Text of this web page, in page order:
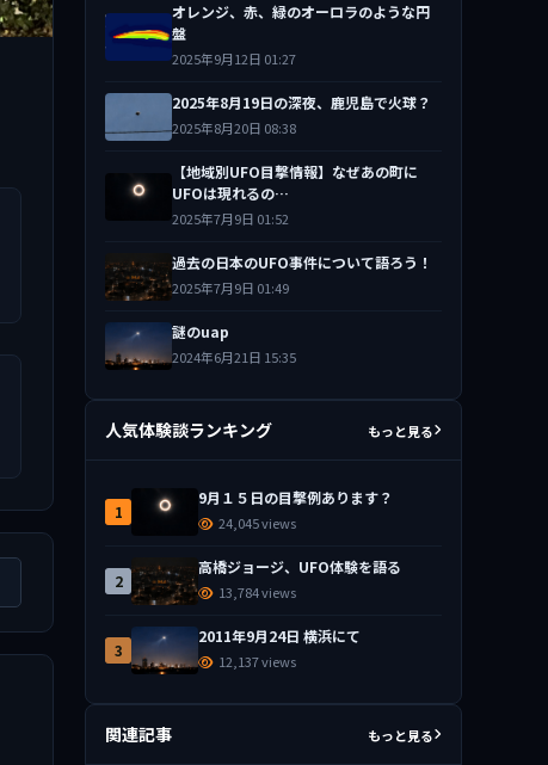
オレンジ、赤、緑のオーロラのような円
盤
2025年9月12日 01:27
2025年8月19日の深夜、鹿児島で火球？
2025年8月20日 08:38
【地域別UFO目撃情報】なぜあの町に
UFOは現れるの…
2025年7月9日 01:52
過去の日本のUFO事件について語ろう！
2025年7月9日 01:49
謎のuap
2024年6月21日 15:35
人気体験談ランキング もっと見る
1
9月１５日の目撃例あります？
24,045 views
2
高橋ジョージ、UFO体験を語る
13,784 views
3
2011年9月24日 横浜にて
12,137 views
関連記事 もっと見る